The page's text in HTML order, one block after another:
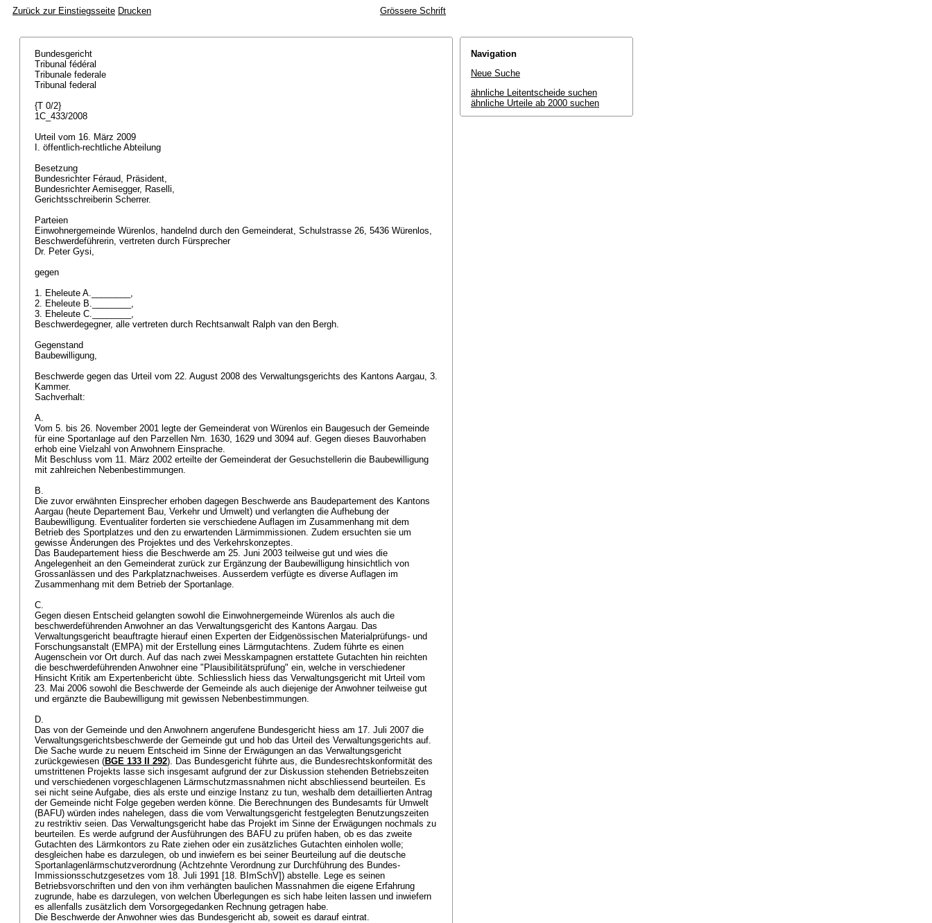
Zurück zur Einstiegsseite Drucken Grössere Schrift
Bundesgericht
Tribunal fédéral
Tribunale federale
Tribunal federal
{T 0/2}
1C_433/2008
Urteil vom 16. März 2009
I. öffentlich-rechtliche Abteilung
Besetzung
Bundesrichter Féraud, Präsident,
Bundesrichter Aemisegger, Raselli,
Gerichtsschreiberin Scherrer.
Parteien
Einwohnergemeinde Würenlos, handelnd durch den Gemeinderat, Schulstrasse 26, 5436 Würenlos,
Beschwerdeführerin, vertreten durch Fürsprecher
Dr. Peter Gysi,
gegen
1. Eheleute A.________,
2. Eheleute B.________,
3. Eheleute C.________,
Beschwerdegegner, alle vertreten durch Rechtsanwalt Ralph van den Bergh.
Gegenstand
Baubewilligung,
Beschwerde gegen das Urteil vom 22. August 2008 des Verwaltungsgerichts des Kantons Aargau, 3.
Kammer.
Sachverhalt:
A.
Vom 5. bis 26. November 2001 legte der Gemeinderat von Würenlos ein Baugesuch der Gemeinde
für eine Sportanlage auf den Parzellen Nrn. 1630, 1629 und 3094 auf. Gegen dieses Bauvorhaben
erhob eine Vielzahl von Anwohnern Einsprache.
Mit Beschluss vom 11. März 2002 erteilte der Gemeinderat der Gesuchstellerin die Baubewilligung
mit zahlreichen Nebenbestimmungen.
B.
Die zuvor erwähnten Einsprecher erhoben dagegen Beschwerde ans Baudepartement des Kantons
Aargau (heute Departement Bau, Verkehr und Umwelt) und verlangten die Aufhebung der
Baubewilligung. Eventualiter forderten sie verschiedene Auflagen im Zusammenhang mit dem
Betrieb des Sportplatzes und den zu erwartenden Lärmimmissionen. Zudem ersuchten sie um
gewisse Änderungen des Projektes und des Verkehrskonzeptes.
Das Baudepartement hiess die Beschwerde am 25. Juni 2003 teilweise gut und wies die
Angelegenheit an den Gemeinderat zurück zur Ergänzung der Baubewilligung hinsichtlich von
Grossanlässen und des Parkplatznachweises. Ausserdem verfügte es diverse Auflagen im
Zusammenhang mit dem Betrieb der Sportanlage.
C.
Gegen diesen Entscheid gelangten sowohl die Einwohnergemeinde Würenlos als auch die
beschwerdeführenden Anwohner an das Verwaltungsgericht des Kantons Aargau. Das
Verwaltungsgericht beauftragte hierauf einen Experten der Eidgenössischen Materialprüfungs- und
Forschungsanstalt (EMPA) mit der Erstellung eines Lärmgutachtens. Zudem führte es einen
Augenschein vor Ort durch. Auf das nach zwei Messkampagnen erstattete Gutachten hin reichten
die beschwerdeführenden Anwohner eine "Plausibilitätsprüfung" ein, welche in verschiedener
Hinsicht Kritik am Expertenbericht übte. Schliesslich hiess das Verwaltungsgericht mit Urteil vom
23. Mai 2006 sowohl die Beschwerde der Gemeinde als auch diejenige der Anwohner teilweise gut
und ergänzte die Baubewilligung mit gewissen Nebenbestimmungen.
D.
Das von der Gemeinde und den Anwohnern angerufene Bundesgericht hiess am 17. Juli 2007 die
Verwaltungsgerichtsbeschwerde der Gemeinde gut und hob das Urteil des Verwaltungsgerichts auf.
Die Sache wurde zu neuem Entscheid im Sinne der Erwägungen an das Verwaltungsgericht
zurückgewiesen (BGE 133 II 292). Das Bundesgericht führte aus, die Bundesrechtskonformität des
umstrittenen Projekts lasse sich insgesamt aufgrund der zur Diskussion stehenden Betriebszeiten
und verschiedenen vorgeschlagenen Lärmschutzmassnahmen nicht abschliessend beurteilen. Es
sei nicht seine Aufgabe, dies als erste und einzige Instanz zu tun, weshalb dem detaillierten Antrag
der Gemeinde nicht Folge gegeben werden könne. Die Berechnungen des Bundesamts für Umwelt
(BAFU) würden indes nahelegen, dass die vom Verwaltungsgericht festgelegten Benutzungszeiten
zu restriktiv seien. Das Verwaltungsgericht habe das Projekt im Sinne der Erwägungen nochmals zu
beurteilen. Es werde aufgrund der Ausführungen des BAFU zu prüfen haben, ob es das zweite
Gutachten des Lärmkontors zu Rate ziehen oder ein zusätzliches Gutachten einholen wolle;
desgleichen habe es darzulegen, ob und inwiefern es bei seiner Beurteilung auf die deutsche
Sportanlagenlärmschutzverordnung (Achtzehnte Verordnung zur Durchführung des Bundes-
Immissionsschutzgesetzes vom 18. Juli 1991 [18. BImSchV]) abstelle. Lege es seinen
Betriebsvorschriften und den von ihm verhängten baulichen Massnahmen die eigene Erfahrung
zugrunde, habe es darzulegen, von welchen Überlegungen es sich habe leiten lassen und inwiefern
es allenfalls zusätzlich dem Vorsorgegedanken Rechnung getragen habe.
Die Beschwerde der Anwohner wies das Bundesgericht ab, soweit es darauf eintrat.
Navigation
Neue Suche
ähnliche Leitentscheide suchen
ähnliche Urteile ab 2000 suchen